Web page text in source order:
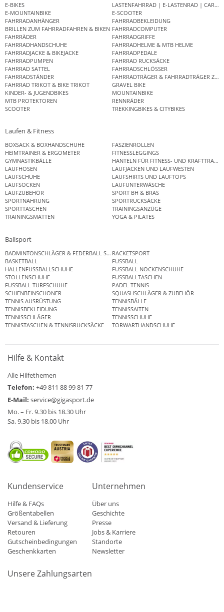
E-BIKES
LASTENFAHRRAD | E-LASTENRAD |
E-MOUNTAINBIKE
E-SCOOTER
FAHRRADANHÄNGER
FAHRRADBEKLEIDUNG
BRILLEN ZUM FAHRRADFAHREN & BIKEN FAHRRADCOMPUTER
FAHRRÄDER
FAHRRADGRIFFE
FAHRRADHANDSCHUHE
FAHRRADHELME & MTB HELME
FAHRRADJACKE & BIKEJACKE
FAHRRADPEDALE
FAHRRADPUMPEN
FAHRRAD RUCKSÄCKE
FAHRRAD SATTEL
FAHRRADSCHLÖSSER
FAHRRADSTÄNDER
FAHRRADTRÄGER & FAHRRADTRÄGER
FAHRRAD TRIKOT & BIKE TRIKOT
GRAVEL BIKE
KINDER- & JUGENDBIKES
MOUNTAINBIKE
MTB PROTEKTOREN
RENNRÄDER
SCOOTER
TREKKINGBIKES & CITYBIKES
Laufen & Fitness
BOXSACK & BOXHANDSCHUHE
FASZIENROLLEN
HEIMTRAINER & ERGOMETER
FITNESSLEGGINGS
GYMNASTIKBÄLLE
HANTELN FÜR FITNESS- UND
LAUFHOSEN
LAUFJACKEN UND LAUFWESTEN
LAUFSCHUHE
LAUFSHIRTS UND LAUFTOPS
LAUFSOCKEN
LAUFUNTERWÄSCHE
LAUFZUBEHÖR
SPORT BH & BRAS
SPORTNAHRUNG
SPORTRUCKSÄCKE
SPORTTASCHEN
TRAININGSANZÜGE
TRAININGSMATTEN
YOGA & PILATES
Ballsport
BADMINTONSCHLÄGER & FEDERBALL SETSRACKETSPORT
BASKETBALL
FUSSBALL
HALLENFUSSBALLSCHUHE
FUSSBALL NOCKENSCHUHE
STOLLENSCHUHE
FUSSBALLTASCHEN
FUSSBALL TURFSCHUHE
PADEL TENNIS
SCHIENBEINSCHONER
SQUASHSCHLÄGER & ZUBEHÖR
TENNIS AUSRÜSTUNG
TENNISBÄLLE
TENNISBEKLEIDUNG
TENNISSAITEN
TENNISSCHLÄGER
TENNISSCHUHE
TENNISTASCHEN & TENNISRUCKSÄCKE
TORWARTHANDSCHUHE
Hilfe & Kontakt
Alle Hilfethemen
Telefon: +49 811 88 99 81 77
E-Mail: service@gigasport.de
Mo. – Fr. 9.30 bis 18.30 Uhr
Sa. 9.30 bis 18.00 Uhr
Kundenservice
Hilfe & FAQs
Größentabellen
Versand & Lieferung
Retouren
Gutscheinbedingungen
Geschenkkarten
Unternehmen
Über uns
Geschichte
Presse
Jobs & Karriere
Standorte
Newsletter
Unsere Zahlungsarten